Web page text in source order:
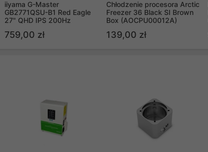
iiyama G-Master
GB2771QSU-B1 Red Eagle
27" QHD IPS 200Hz
759,00 zł
Chłodzenie procesora Arctic
Freezer 36 Black SI Brown
Box (AOCPU00012A)
139,00 zł